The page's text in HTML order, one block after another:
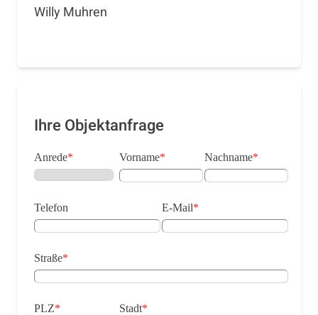
Willy Muhren
Ihre Objektanfrage
Anrede* Vorname* Nachname*
Telefon E-Mail*
Straße*
PLZ* Stadt*